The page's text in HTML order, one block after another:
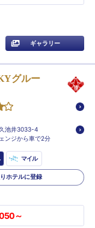
ギャラリー
グルー
池井3033-4
ンジから車で2分
マイル
ホテルに登録
～